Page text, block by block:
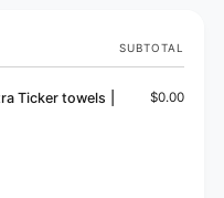
SUBTOTAL
Ticker towels |
$0.00